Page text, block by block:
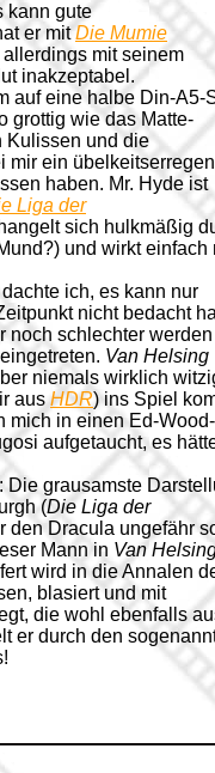
kann gute
er mitDie Mumie
mit seinem
inakzeptabel.
auf eine halbe Din-A5-
grottig wie das Matte-
Kulissen und die
mir ein
haben. Mr. Hyde ist
Liga der
sich hulkmäßig
und wirkt einfach
ich, es kann nur
nicht bedacht
noch schlechter werden
Van Helsing
niemals wirklich
ausHDR) ins Spiel
mich in einen Ed-
aufgetaucht, es
Die grausamste
(Die Liga der
den Dracula ungefähr
Mann in Van
wird in die Annalen
blasiert und mit
die wohl ebenfalls
er durch den